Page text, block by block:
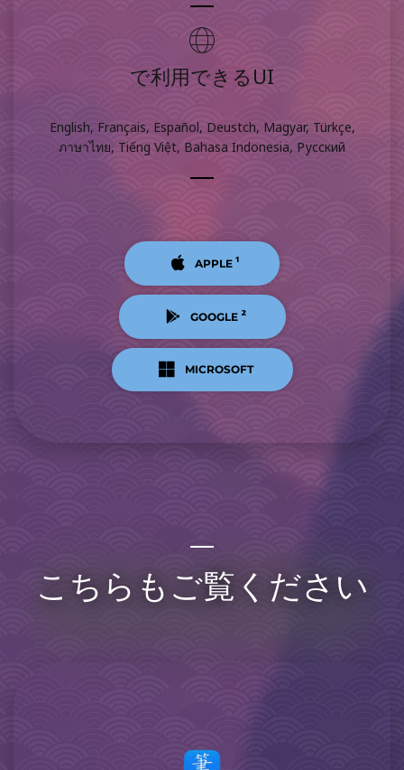
で利用できるUI
English, Français, Español, Deustch, Magyar, Türkçe,
ภาษาไทย, Tiếng Việt, Bahasa Indonesia, Русский
APPLE ¹
GOOGLE ²
MICROSOFT
こちらもご覧ください